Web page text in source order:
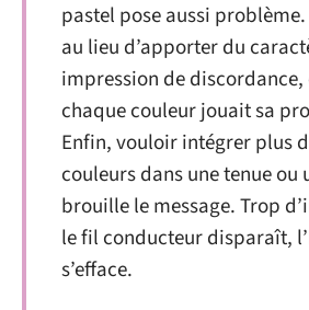
pastel pose aussi
au lieu d’apporter du
impression de discordance,
chaque couleur jouait sa
Enfin, vouloir intégrer plus
couleurs dans une tenue ou
brouille le message. Trop
le fil conducteur disparaît,
s’efface.